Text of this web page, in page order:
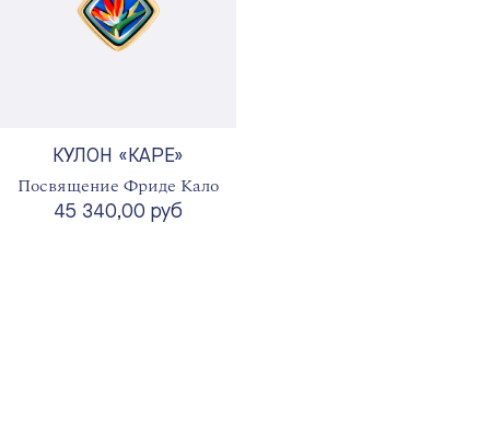
КУЛОН «КАРЕ»
Посвящение Фриде Кало
45 340,00 руб